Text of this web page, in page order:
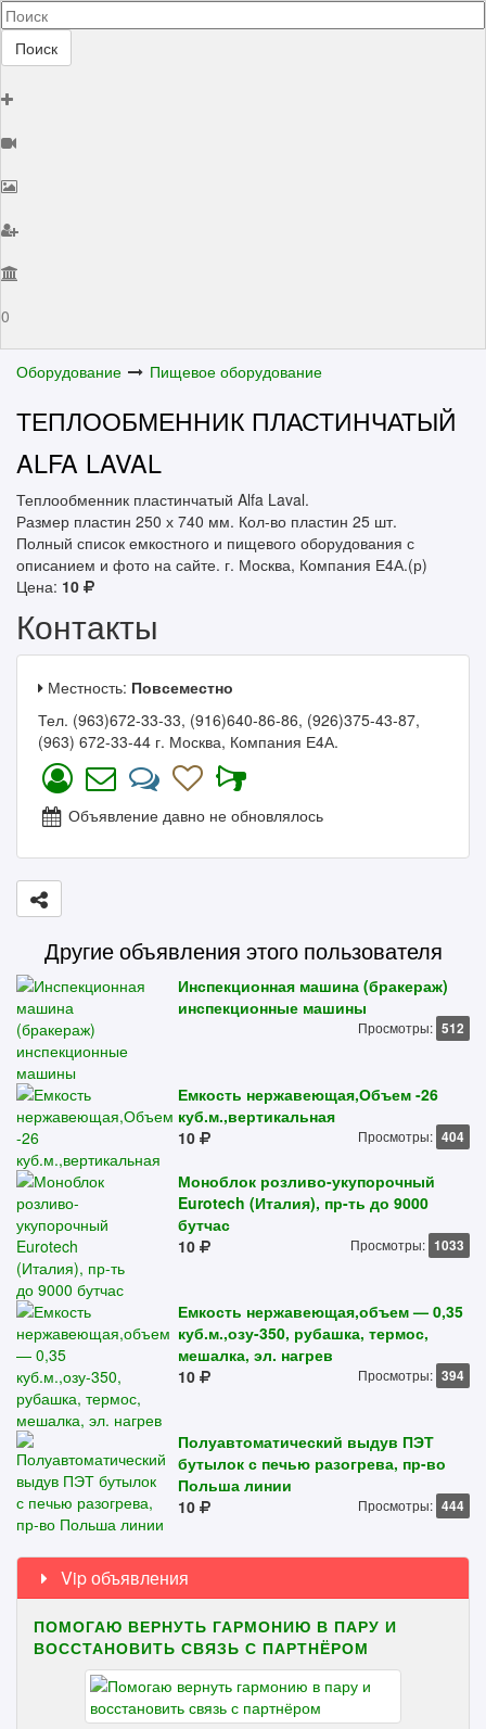
Поиск
0
Оборудование Пищевое оборудование
ТЕПЛООБМЕННИК ПЛАСТИНЧАТЫЙ
ALFA LAVAL
Теплообменник пластинчатый Alfa Laval.
Размер пластин 250 х 740 мм. Кол-во пластин 25 шт.
Полный список емкостного и пищевого оборудования с
описанием и фото на сайте. г. Москва, Компания Е4А.(р)
Цена: 10
Контакты
Местность: Повсеместно
Тел. (963)672-33-33, (916)640-86-86, (926)375-43-87,
(963) 672-33-44 г. Москва, Компания Е4А.
Объявление давно не обновлялось
Другие объявления этого пользователя
Инспекционная машина (бракераж)
инспекционные машины
Просмотры: 512
Емкость нержавеющая,Объем -26
куб.м.,вертикальная
10
Просмотры: 404
Моноблок розливо-укупорочный
Eurotech (Италия), пр-ть до 9000
бутчас
10
Просмотры: 1033
Емкость нержавеющая,объем — 0,35
куб.м.,озу-350, рубашка, термос,
мешалка, эл. нагрев
10
Просмотры: 394
Полуавтоматический выдув ПЭТ
бутылок с печью разогрева, пр-во
Польша линии
10
Просмотры: 444
Vip объявления
ПОМОГАЮ ВЕРНУТЬ ГАРМОНИЮ В ПАРУ И
ВОССТАНОВИТЬ СВЯЗЬ С ПАРТНЁРОМ